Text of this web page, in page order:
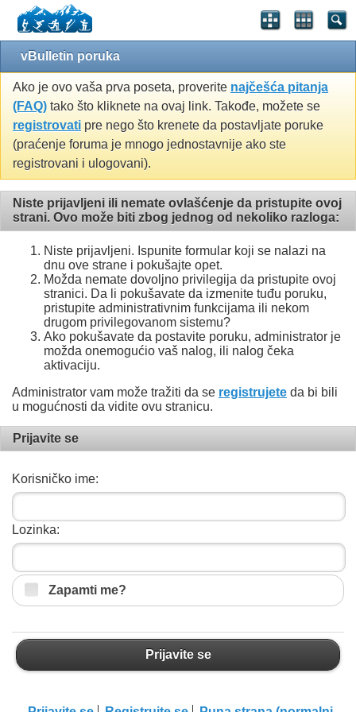
vBulletin poruka
Ako je ovo vaša prva poseta, proverite najčešća pitanja
(FAQ) tako što kliknete na ovaj link. Takođe, možete se
registrovati pre nego što krenete da postavljate poruke
(praćenje foruma je mnogo jednostavnije ako ste
registrovani i ulogovani).
Niste prijavljeni ili nemate ovlašćenje da pristupite ovoj
strani. Ovo može biti zbog jednog od nekoliko razloga:
Niste prijavljeni. Ispunite formular koji se nalazi na
dnu ove strane i pokušajte opet.
Možda nemate dovoljno privilegija da pristupite ovoj
stranici. Da li pokušavate da izmenite tuđu poruku,
pristupite administrativnim funkcijama ili nekom
drugom privilegovanom sistemu?
Ako pokušavate da postavite poruku, administrator je
možda onemogućio vaš nalog, ili nalog čeka
aktivaciju.
Administrator vam može tražiti da se registrujete da bi bili
u mogućnosti da vidite ovu stranicu.
Prijavite se
Korisničko ime:
Lozinka:
Zapamti me?
Prijavite se